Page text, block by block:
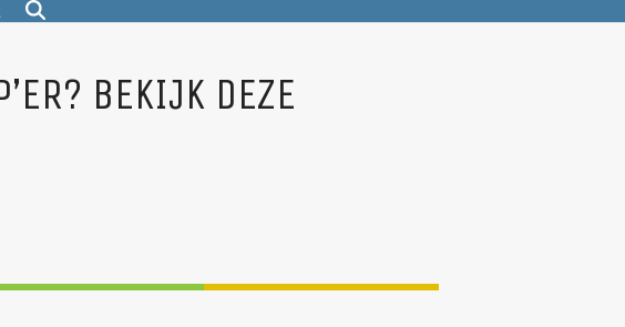
BEKIJK DEZE